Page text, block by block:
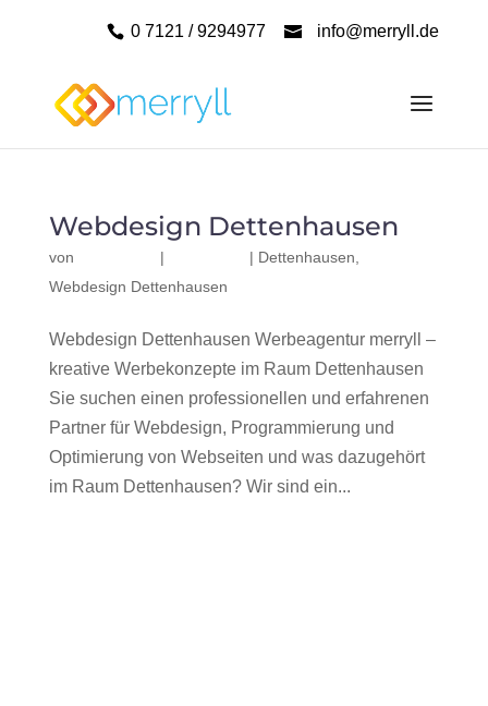
0 7121 / 9294977 info@merryll.de
Webdesign Dettenhausen
von | | Dettenhausen
Webdesign Dettenhausen
Webdesign Dettenhausen Werbeagentur merryll –
kreative Werbekonzepte im Raum Dettenhausen
Sie suchen einen professionellen und erfahrenen
Partner für Webdesign, Programmierung und
Optimierung von Webseiten und was dazugehört
im Raum Dettenhausen? Wir sind ein...